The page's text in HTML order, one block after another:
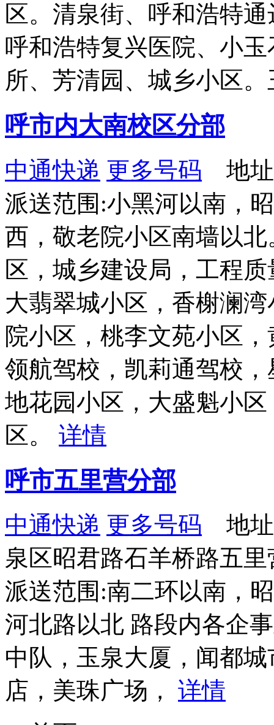
区。清泉街、呼和浩特
呼和浩特复兴医院、小
所、芳清园、城乡小区
呼市内大南校区分部
中通快递 更多号码 地址
派送范围:小黑河以南，
西，敬老院小区南墙以
区，城乡建设局，工程
大翡翠城小区，香榭澜
院小区，桃李文苑小区
领航驾校，凯莉通驾校
地花园小区，大盛魁小
区。 详情
呼市五里营分部
中通快递 更多号码 地址
泉区昭君路石羊桥路五
派送范围:南二环以南，
河北路以北 路段内各企
中队，玉泉大厦，闻都
店，美珠广场， 详情